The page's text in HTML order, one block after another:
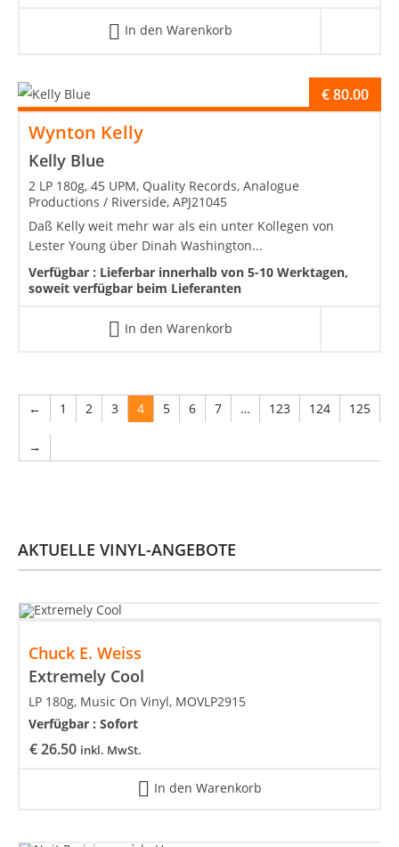
In den Warenkorb
Wynton Kelly
Kelly Blue
€80.00
2 LP 180g, 45 UPM, Quality Records, Analogue
Productions / Riverside, APJ21045
Daß Kelly weit mehr war als ein unter Kollegen von
Lester Young über Dinah Washington...
Verfügbar : Lieferbar innerhalb von 5-10 Werktagen,
soweit verfügbar beim Lieferanten
In den Warenkorb
← 1 2 3 4 5 6 7 … 123 124 125
→
AKTUELLE VINYL-ANGEBOTE
Chuck E. Weiss
Extremely Cool
€26.50 inkl. MwSt.
LP 180g, Music On Vinyl, MOVLP2915
Verfügbar : Sofort
In den Warenkorb